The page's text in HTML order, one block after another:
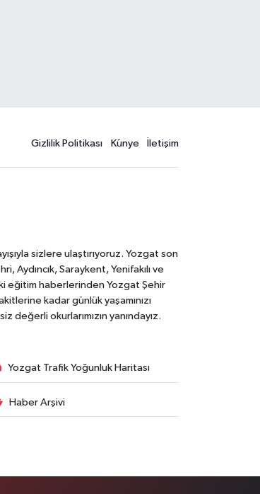
Gizlilik Politikası Künye İletişim
sizlere ulaştırıyoruz. Yozgat son
Aydıncık, Saraykent, Yenifakılı ve
eğitim haberlerinden Yozgat Şehir
kadar günlük yaşamınızı
okurlarımızın yanındayız.
Yozgat Trafik Yoğunluk Haritası
Haber Arşivi